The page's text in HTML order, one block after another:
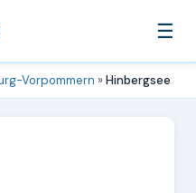
☰
Vorpommern »Hinbergsee